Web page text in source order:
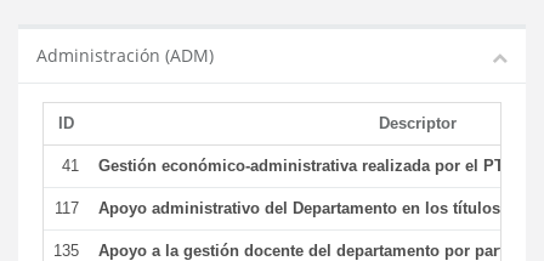
Administración (ADM)
ID Descriptor
41 Gestión económico-administrativa realizada por el PTGAS
117 Apoyo administrativo del Departamento en los títulos de
135 Apoyo a la gestión docente del departamento por parte